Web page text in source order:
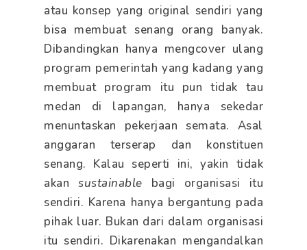
atau konsep yang original sendiri yang
bisa membuat senang orang banyak.
Dibandingkan hanya mengcover ulang
program pemerintah yang kadang yang
membuat program itu pun tidak tau
medan di lapangan, hanya sekedar
menuntaskan pekerjaan semata. Asal
anggaran terserap dan konstituen
senang. Kalau seperti ini, yakin tidak
akan sustainable bagi organisasi itu
sendiri. Karena hanya bergantung pada
pihak luar. Bukan dari dalam organisasi
itu sendiri. Dikarenakan mengandalkan